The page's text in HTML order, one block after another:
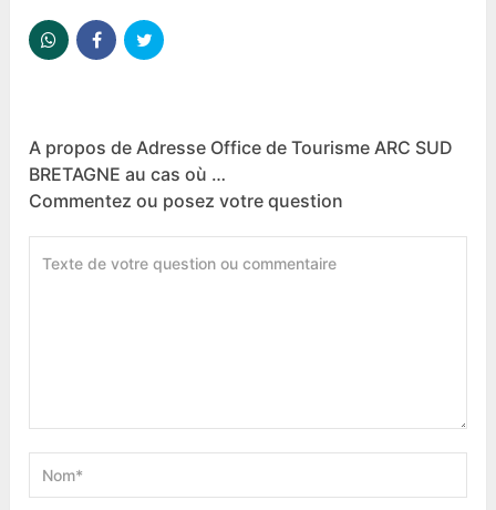
A propos de Adresse Office de Tourisme ARC SUD
BRETAGNE au cas où …
Commentez ou posez votre question